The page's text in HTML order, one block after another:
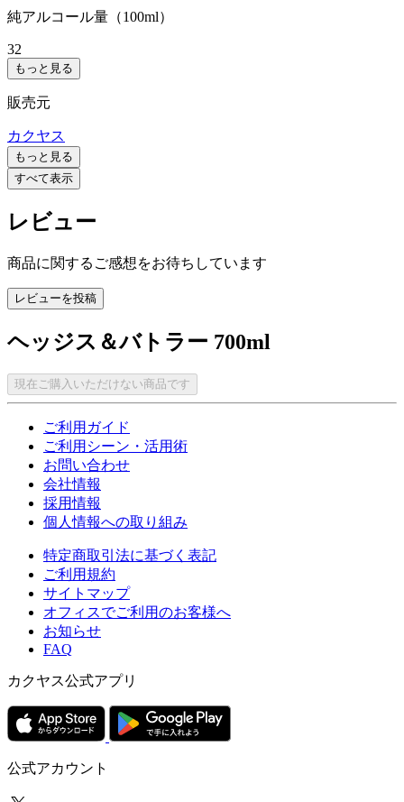
純アルコール量（100ml）
32
もっと見る
販売元
カクヤス
もっと見る
すべて表示
レビュー
商品に関するご感想をお待ちしています
レビューを投稿
ヘッジス＆バトラー 700ml
現在ご購入いただけない商品です
ご利用ガイド
ご利用シーン・活用術
お問い合わせ
会社情報
採用情報
個人情報への取り組み
特定商取引法に基づく表記
ご利用規約
サイトマップ
オフィスでご利用のお客様へ
お知らせ
FAQ
カクヤス公式アプリ
公式アカウント